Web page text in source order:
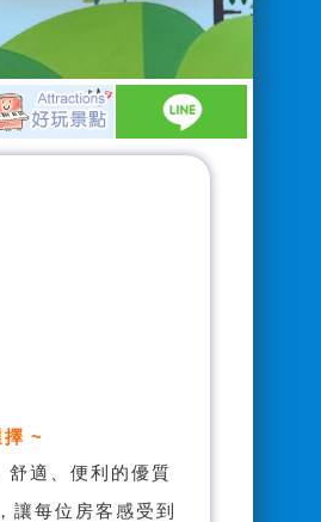
擇 ~
舒適、便利的優質
讓每位房客感受到